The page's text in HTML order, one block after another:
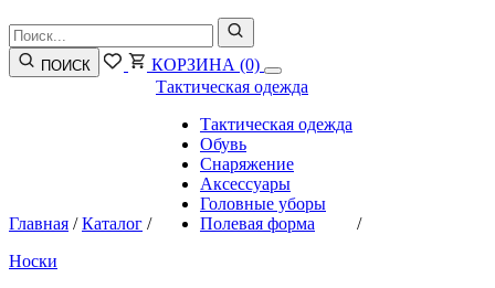
ПОИСК КОРЗИНА (0)
Главная /Каталог /
Тактическая одежда
Тактическая одежда
Обувь
Снаряжение
Аксессуары
Головные уборы
Полевая форма
/
Носки